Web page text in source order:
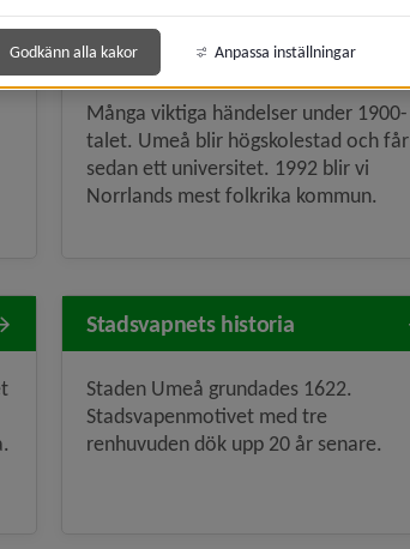
1900–1999
Många viktiga händelser under 1900-
talet. Umeå blir högskolestad och får
sedan ett universitet. 1992 blir vi
Norrlands mest folkrika kommun.
Stadsvapnets historia
Staden Umeå grundades 1622.
Stadsvapenmotivet med tre
renhuvuden dök upp 20 år senare.
Godkänn alla kakor Anpassa inställningar